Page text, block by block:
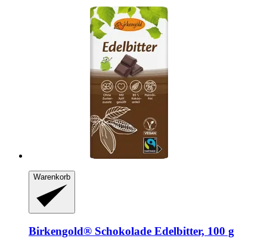
Warenkorb
Birkengold® Schokolade Edelbitter, 100 g